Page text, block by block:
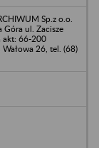
Sp.z o.o.
ul. Zacisze
akt: 66-200
26, tel. (68)